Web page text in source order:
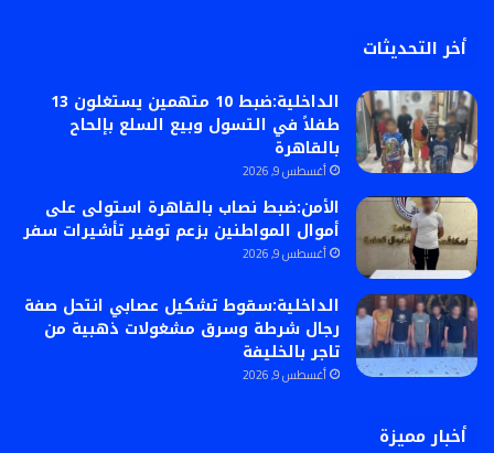
أخر التحديثات
الداخلية:ضبط 10 متهمين يستغلون 13
طفلاً في التسول وبيع السلع بإلحاح
بالقاهرة
أغسطس 9, 2026
الأمن:ضبط نصاب بالقاهرة استولى على
أموال المواطنين بزعم توفير تأشيرات سفر
أغسطس 9, 2026
الداخلية:سقوط تشكيل عصابي انتحل صفة
رجال شرطة وسرق مشغولات ذهبية من
تاجر بالخليفة
أغسطس 9, 2026
أخبار مميزة